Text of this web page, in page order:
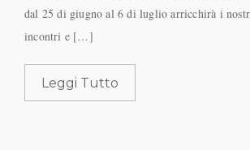
dal 25 di giugno al 6 di luglio arricchirà i
incontri e […]
Leggi Tutto